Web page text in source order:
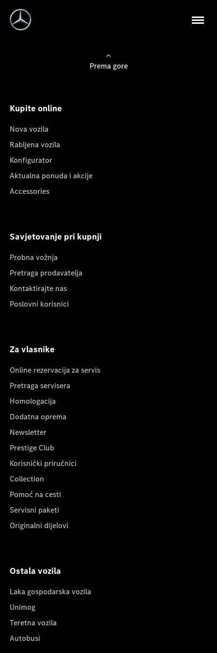
Prema gore
Kupite online
Nova vozila
Rabljena vozila
Konfigurator
Aktualna ponuda i akcije
Accessories
Savjetovanje pri kupnji
Probna vožnja
Pretraga prodavatelja
Kontaktirajte nas
Poslovni korisnici
Za vlasnike
Online rezervacija za servis
Pretraga servisera
Homologacija
Dodatna oprema
Newsletter
Prestige Club
Korisnički priručnici
Collection
Pomoć na cesti
Servisni paketi
Originalni dijelovi
Ostala vozila
Laka gospodarska vozila
Unimog
Teretna vozila
Autobusi